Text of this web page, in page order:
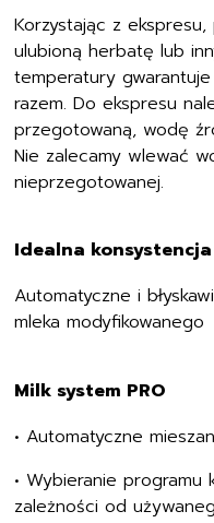
Korzystając z
ulubioną herbatę lub
temperatury
razem. Do ekspresu
przegotowaną, wodę
Nie zalecamy wlewać
nieprzegotowanej.
Idealna konsystencja
Automatyczne i
mleka modyfikowanego
Milk system PRO
• Automatyczne
• Wybieranie programu
zależności od